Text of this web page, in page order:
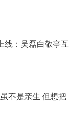
线：吴磊白敬亭互
不是亲生 但想把